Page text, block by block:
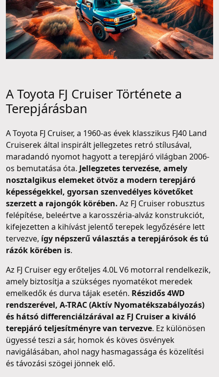
A Toyota FJ Cruiser Története a
Terepjárásban
A Toyota FJ Cruiser, a 1960-as évek klasszikus FJ40 Land
Cruiserek által inspirált jellegzetes retró stílusával,
maradandó nyomot hagyott a terepjáró világban 2006-
os bemutatása óta. Jellegzetes tervezése, amely
nosztalgikus elemeket ötvöz a modern terepjáró
képességekkel, gyorsan szenvedélyes követőket
szerzett a rajongók körében. Az FJ Cruiser robusztus
felépítése, beleértve a karosszéria-alváz konstrukciót,
kifejezetten a kihívást jelentő terepek legyőzésére lett
tervezve, így népszerű választás a terepjárósok és tú
rázók körében is.
Az FJ Cruiser egy erőteljes 4.0L V6 motorral rendelkezik,
amely biztosítja a szükséges nyomatékot meredek
emelkedők és durva tájak esetén. Részidős 4WD
rendszerével, A-TRAC (Aktív Nyomatékszabályozás)
és hátsó differenciálzárával az FJ Cruiser a kiváló
terepjáró teljesítményre van tervezve. Ez különösen
ügyessé teszi a sár, homok és köves ösvények
navigálásában, ahol nagy hasmagassága és közelítési
és távozási szögei jönnek elő.